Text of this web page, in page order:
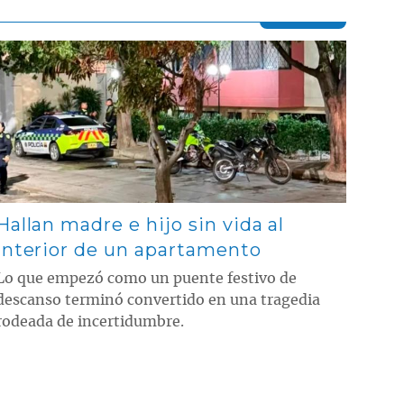
multimedia principal
madre e hijo sin vida al
de un apartamento
que empezó como un puente festivo de
terminó convertido en una tragedia
de incertidumbre.